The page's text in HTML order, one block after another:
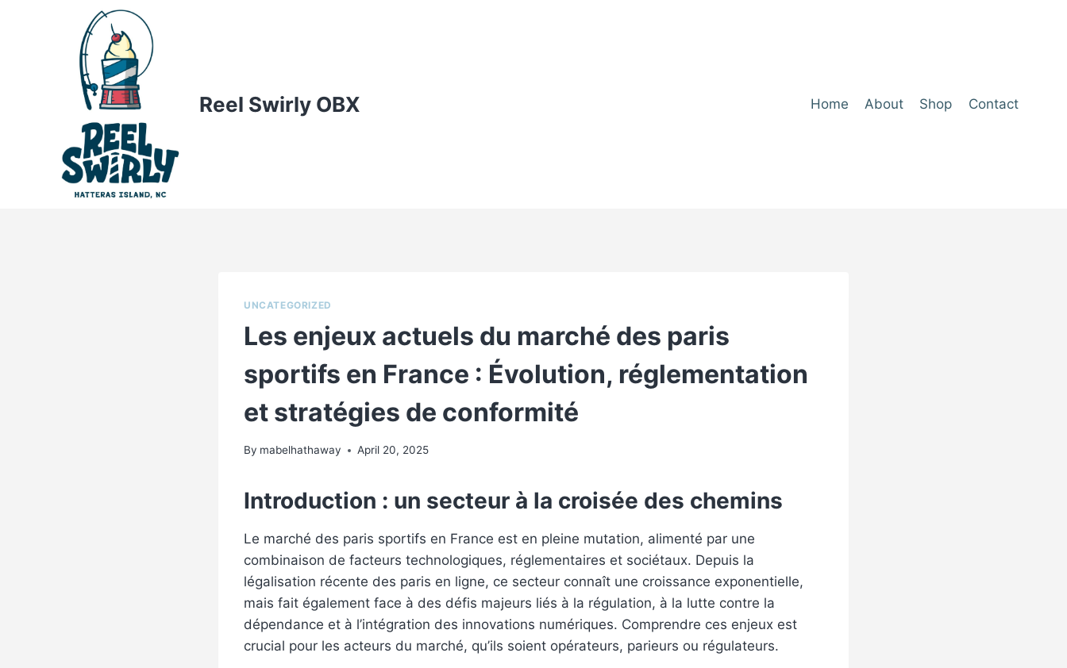
Reel Swirly OBX Home About Shop Contact
UNCATEGORIZED
Les enjeux actuels du marché des paris
sportifs en France : Évolution, réglementation
et stratégies de conformité
By mabelhathaway April 20, 2025
Introduction : un secteur à la croisée des chemins
Le marché des paris sportifs en France est en pleine mutation, alimenté par une
combinaison de facteurs technologiques, réglementaires et sociétaux. Depuis la
légalisation récente des paris en ligne, ce secteur connaît une croissance exponentielle,
mais fait également face à des défis majeurs liés à la régulation, à la lutte contre la
dépendance et à l’intégration des innovations numériques. Comprendre ces enjeux est
crucial pour les acteurs du marché, qu’ils soient opérateurs, parieurs ou régulateurs.